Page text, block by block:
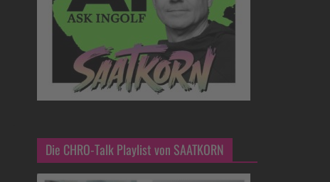
Die CHRO-Talk Playlist von SAATKORN